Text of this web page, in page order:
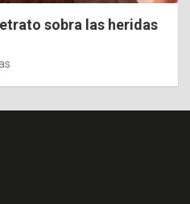
sobra las heridas